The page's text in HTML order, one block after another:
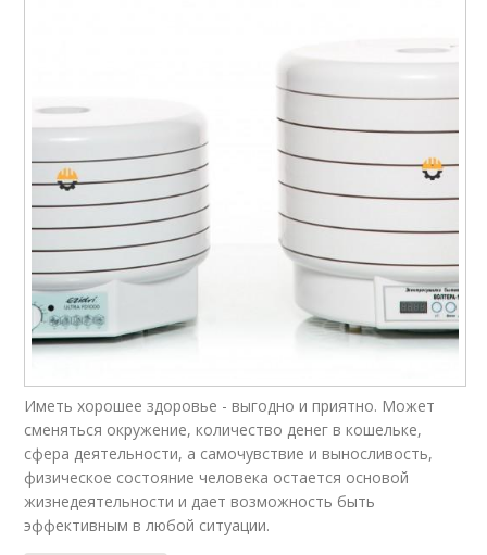
Иметь хорошее здоровье - выгодно и приятно. Может
сменяться окружение, количество денег в кошельке,
сфера деятельности, а самочувствие и выносливость,
физическое состояние человека остается основой
жизнедеятельности и дает возможность быть
эффективным в любой ситуации.